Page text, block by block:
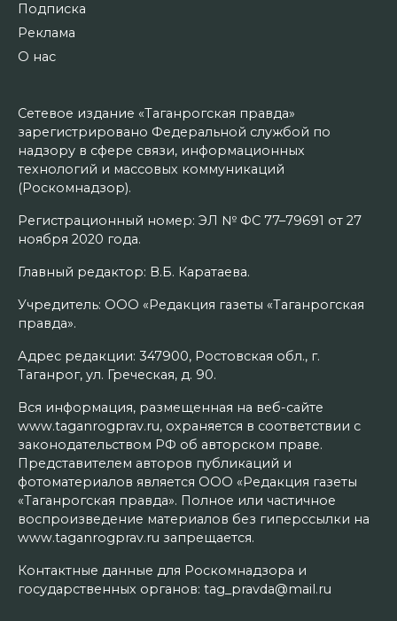
Подписка
Реклама
О нас
Сетевое издание «Таганрогская правда»
зарегистрировано Федеральной службой по
надзору в сфере связи, информационных
технологий и массовых коммуникаций
(Роскомнадзор).
Регистрационный номер: ЭЛ № ФС 77–79691 от 27
ноября 2020 года.
Главный редактор: В.Б. Каратаева.
Учредитель: ООО «Редакция газеты «Таганрогская
правда».
Адрес редакции: 347900, Ростовская обл., г.
Таганрог, ул. Греческая, д. 90.
Вся информация, размещенная на веб-сайте
www.taganrogprav.ru, охраняется в соответствии с
законодательством РФ об авторском праве.
Представителем авторов публикаций и
фотоматериалов является ООО «Редакция газеты
«Таганрогская правда». Полное или частичное
воспроизведение материалов без гиперссылки на
www.taganrogprav.ru запрещается.
Контактные данные для Роскомнадзора и
государственных органов: tag_pravda@mail.ru